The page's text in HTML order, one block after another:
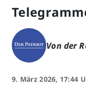
Von der
9. März 2026, 17:44